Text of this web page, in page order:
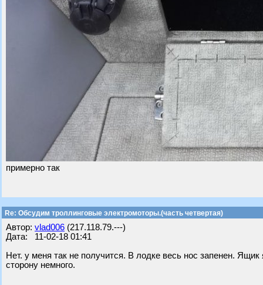
примерно так
Re: Обсудим троллинговые электромоторы.(часть четвертая)
Автор: vlad006 (217.118.79.---)
Дата: 11-02-18 01:41
Нет. у меня так не получится. В лодке весь нос запенен.
сторону немного.